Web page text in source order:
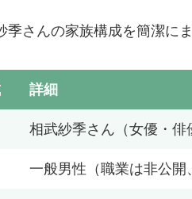
季さんの家族構成を簡潔に
詳細
相武紗季さん（女優・俳
一般男性（職業は非公開